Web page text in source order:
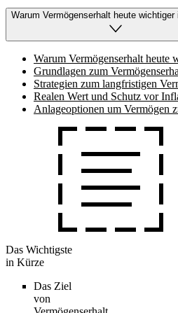
Warum Vermögenserhalt heute wichtiger
Warum Vermögenserhalt heute
Grundlagen zum
Strategien zum langfristigen
Realen Wert und Schutz vor
Anlageoptionen um Vermögen
Das Wichtigste
in Kürze
Das Ziel
von